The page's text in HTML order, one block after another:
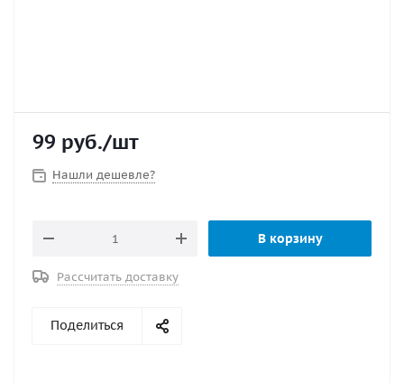
99 руб./шт
Нашли дешевле?
В корзину
Рассчитать доставку
Поделиться